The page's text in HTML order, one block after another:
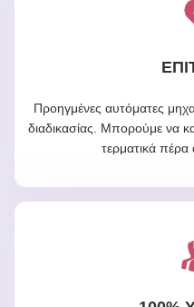
Προηγμένες αυτόματες
διαδικασίας. Μπορούμε να
τερματικά